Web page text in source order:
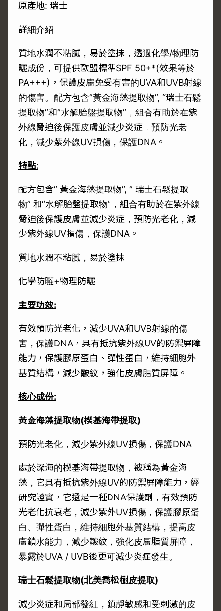
原產地: 瑞士
詳細介紹
質地水潤不粘膩，易於塗抹，透過化學/物理防
曬成份，可提供歐盟標準SPF 50+*(效果等於
PA+++)，保護皮膚免受有害的UVA和UVB射線
的傷害。配方包含”黃金海藻提取物”, “瑞士石鬆
提取物”和”水解胎盤提取物”，組合有助於在紫
外線脅迫後保護皮膚並減少炎症，預防光老
化，減少紫外線UV損傷，保護DNA。
特點:
配方包含” 黃金海藻提取物”, ” 瑞士石鬆提取
物” 和“水解胎盤提取物”，組合有助於在紫外線
脅迫後保護皮膚並減少炎症，預防光老化，減
少紫外線UV損傷，保護DNA。
質地水潤不粘膩，易於塗抹
化學防曬+物理防曬
主要功效:
有效預防光老化，減少UVA和UVB射線的傷
害，保護DNA，具有抵抗紫外線UV的防禦屏障
能力，保護膠原蛋白、彈性蛋白，維持細胞外
基質結構，減少皺紋，強化皮膚脂質屏障。
核心成份:
黃金海藻提取物(楔基海帶提取)
預防光老化 ，減少紫外線UV損傷，保護DNA
處於深海的楔基海帶提取物，被稱為黃金海
藻，它具有抵抗紫外線UV的防禦屏障能力，經
研究證實，它還是一種DNA保護劑，有效預防
光老化抗衰老，減少紫外UV損傷，保護膠原蛋
白、彈性蛋白，維持細胞外基質結構，提高皮
膚鎖水能力，減少皺紋，強化皮膚脂質屏障，
暴露於UVA / UVB後更可減少炎症發生。
瑞士石鬆提取物(北美喬松樹皮提取)
減少炎症和局部發紅，鎮靜敏感和受刺激的皮